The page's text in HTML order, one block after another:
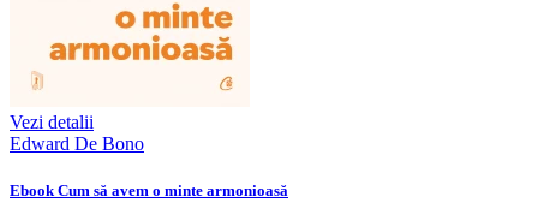
Vezi detalii
Edward De Bono
Ebook Cum să avem o minte armonioasă